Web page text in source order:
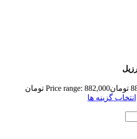
تومان
Price range: 882,000 تومان
انتخاب گزینه ها